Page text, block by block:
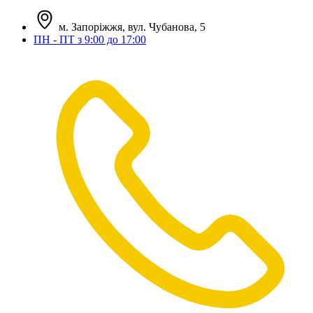
м. Запоріжжя, вул. Чубанова, 5
ПН - ПТ з 9:00 до 17:00